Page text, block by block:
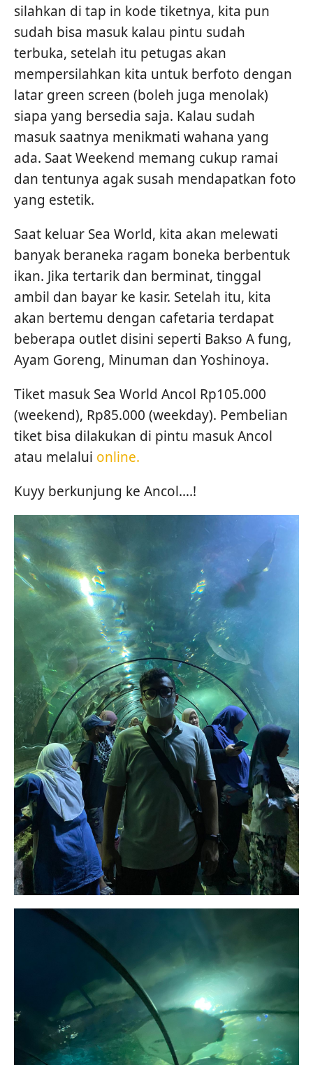
silahkan di tap in kode tiketnya, kita pun
sudah bisa masuk kalau pintu sudah
terbuka, setelah itu petugas akan
mempersilahkan kita untuk berfoto dengan
latar green screen (boleh juga menolak)
siapa yang bersedia saja. Kalau sudah
masuk saatnya menikmati wahana yang
ada. Saat Weekend memang cukup ramai
dan tentunya agak susah mendapatkan foto
yang estetik.
Saat keluar Sea World, kita akan melewati
banyak beraneka ragam boneka berbentuk
ikan. Jika tertarik dan berminat, tinggal
ambil dan bayar ke kasir. Setelah itu, kita
akan bertemu dengan cafetaria terdapat
beberapa outlet disini seperti Bakso A fung,
Ayam Goreng, Minuman dan Yoshinoya.
Tiket masuk Sea World Ancol Rp105.000
(weekend), Rp85.000 (weekday). Pembelian
tiket bisa dilakukan di pintu masuk Ancol
atau melalui online.
Kuyy berkunjung ke Ancol….!